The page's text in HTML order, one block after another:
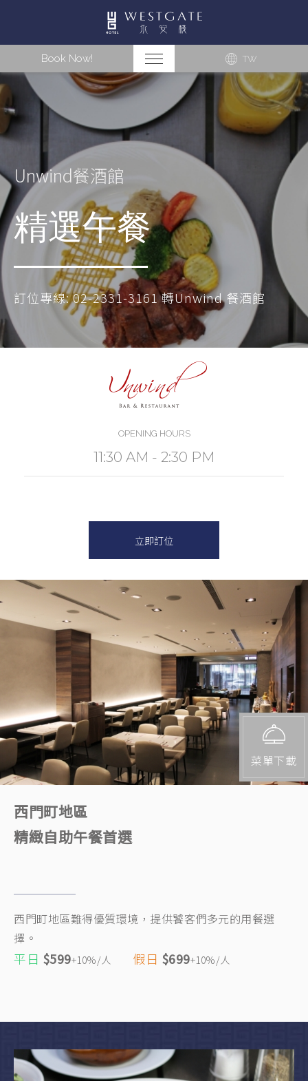
Unwind餐酒館
精選午餐
訂位專線: 02-2331-3161 轉Unwind 餐酒館
OPENING HOURS
11:30 AM - 2:30 PM
立即訂位
西門町地區
精緻自助午餐首選
菜單下載
西門町地區難得優質環境，提供饕客們多元的用餐選
擇。
平日 $599+10%/人 假日 $699+10%/人
Book Now! TW